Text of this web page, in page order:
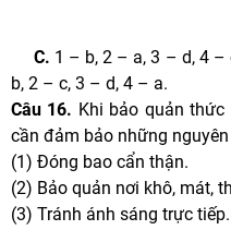
C. 1 – b, 2 – a, 3 – d, 4 –
b, 2 – c, 3 – d, 4 – a.
Câu 16. Khi bảo quản
cần đảm bảo những
(1) Đóng bao cẩn thận.
(2) Bảo quản nơi khô, mát,
(3) Tránh ánh sáng trực tiếp.